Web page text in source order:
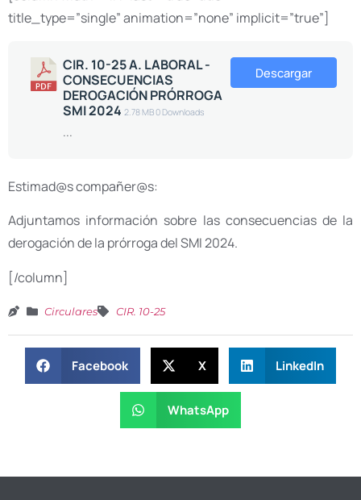
title_type=”single” animation=”none” implicit=”true”]
CIR. 10-25 A. LABORAL -
CONSECUENCIAS
DEROGACIÓN PRÓRROGA
SMI 2024 2.78 MB0 Downloads
...
Descargar
Estimad@s compañer@s:
Adjuntamos información sobre las consecuencias de la
derogación de la prórroga del SMI 2024.
[/column]
Circulares CIR. 10-25
Facebook X LinkedIn
WhatsApp